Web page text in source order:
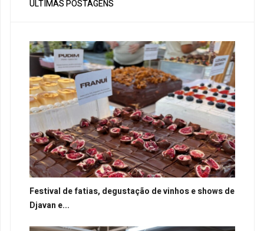
ÚLTIMAS POSTAGENS
Festival de fatias, degustação de vinhos e shows de
Djavan e...